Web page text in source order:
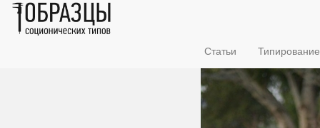
Статьи Типирование